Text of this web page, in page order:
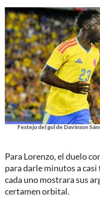
Festejo del gol de Davinson
Para Lorenzo, el duelo
para darle minutos a
cada uno mostrara sus
certamen orbital.